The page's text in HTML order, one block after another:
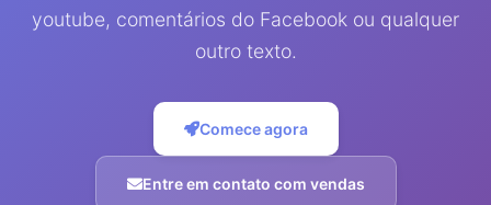
youtube, comentários do Facebook ou qualquer
outro texto.
Comece agora
Entre em contato com vendas